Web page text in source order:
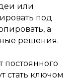
или
под
а
решения.
стать ключом